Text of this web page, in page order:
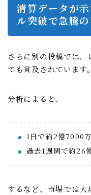
清算データが
ル突破で急騰
さらに別の投稿では
ても言及されています。
分析によると、
1日で約2億7000
過去1週間で約26
するなど、市場では大